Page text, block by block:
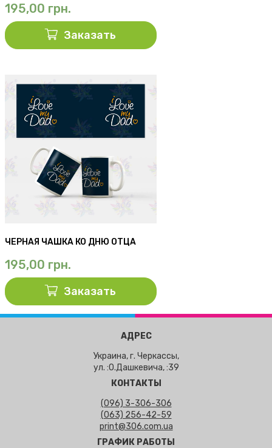
195,00 грн.
Заказать
ЧЕРНАЯ ЧАШКА КО ДНЮ ОТЦА
195,00 грн.
Заказать
АДРЕС
Украина, г. Черкассы,
ул. :О.Дашкевича, :39
КОНТАКТЫ
(096) 3-306-306
(063) 256-42-59
print@306.com.ua
ГРАФИК РАБОТЫ